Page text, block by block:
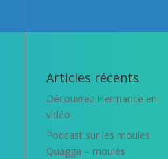
Articles récents
Découvrez Hermance en
vidéo
Podcast sur les moules
Quagga – moules